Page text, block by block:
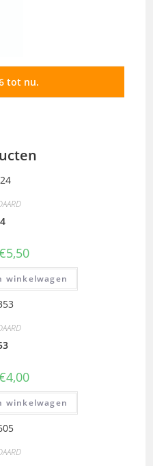
tot nu.
5,50
winkelwagen
4,00
winkelwagen